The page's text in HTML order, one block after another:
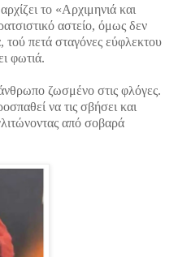
το «Αρχιμηνιά και
αστείο, όμως δεν
πετά σταγόνες εύφλεκτου
φωτιά.
ζωσμένο στις φλόγες.
να τις σβήσει και
από σοβαρά